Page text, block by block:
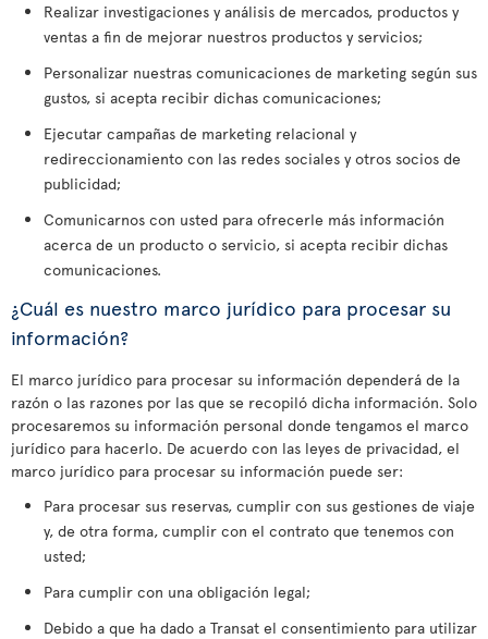
Realizar investigaciones y análisis de mercados, productos y
ventas a fin de mejorar nuestros productos y servicios;
Personalizar nuestras comunicaciones de marketing según sus
gustos, si acepta recibir dichas comunicaciones;
Ejecutar campañas de marketing relacional y
redireccionamiento con las redes sociales y otros socios de
publicidad;
Comunicarnos con usted para ofrecerle más información
acerca de un producto o servicio, si acepta recibir dichas
comunicaciones.
¿Cuál es nuestro marco jurídico para procesar su
información?
El marco jurídico para procesar su información dependerá de la
razón o las razones por las que se recopiló dicha información. Solo
procesaremos su información personal donde tengamos el marco
jurídico para hacerlo. De acuerdo con las leyes de privacidad, el
marco jurídico para procesar su información puede ser:
Para procesar sus reservas, cumplir con sus gestiones de viaje
y, de otra forma, cumplir con el contrato que tenemos con
usted;
Para cumplir con una obligación legal;
Debido a que ha dado a Transat el consentimiento para utilizar